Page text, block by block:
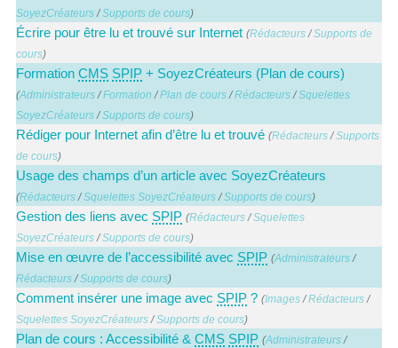
SoyezCréateurs /Supports de cours)
Écrire pour être lu et trouvé sur Internet (Rédacteurs /Supports de
cours)
FormationCMS SPIP + SoyezCréateurs (Plan de cours)
(Administrateurs /Formation /Plan de cours /Rédacteurs /Squelettes
SoyezCréateurs /Supports de cours)
Rédiger pour Internet afin d’être lu et trouvé (Rédacteurs /Supports
de cours)
Usage des champs d’un article avec SoyezCréateurs
(Rédacteurs /Squelettes SoyezCréateurs /Supports de cours)
Gestion des liens avec SPIP (Rédacteurs /Squelettes
SoyezCréateurs /Supports de cours)
Mise en œuvre de l’accessibilité avec SPIP (Administrateurs /
Rédacteurs /Supports de cours)
Comment insérer une image avec SPIP ? (Images /Rédacteurs /
Squelettes SoyezCréateurs /Supports de cours)
Plan de cours : Accessibilité &CMS SPIP (Administrateurs /